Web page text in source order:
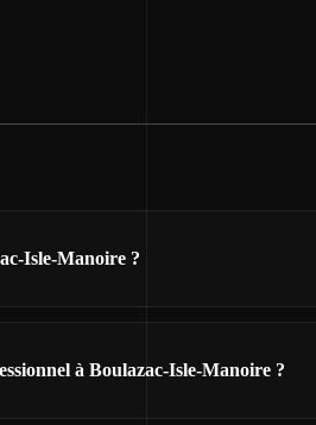
Isle-Manoire ?
à Boulazac-Isle-Manoire ?